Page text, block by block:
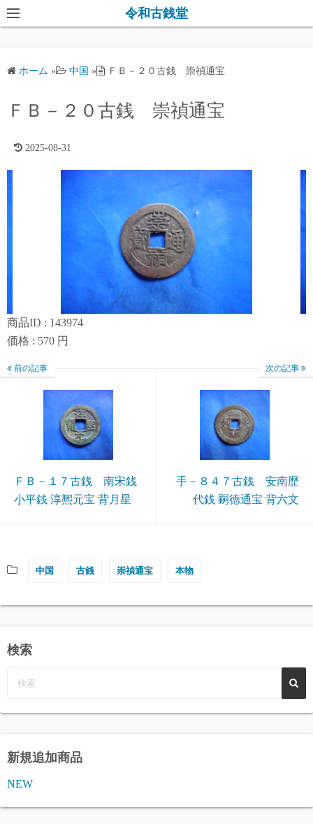
コ
ン
プ
令和古銭堂
ホーム » 中国 » ＦＢ－２０古銭 崇禎通宝
ＦＢ－２０古銭 崇禎通宝
2025-08-31
商品ID : 143974
価格 : 570 円
前の記事
ＦＢ－１７古銭 南宋銭
小平銭 淳熈元宝 背月星
次の記事
手－８４７古銭 安南歴
代銭 嗣徳通宝 背六文
中国 古銭 崇禎通宝 本物
検索
新規追加商品
NEW